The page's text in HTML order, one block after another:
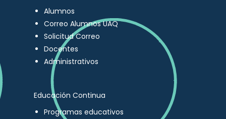
Alumnos
Correo Alumnos UAQ
Solicitud Correo
Docentes
Administrativos
Educación Continua
Programas educativos